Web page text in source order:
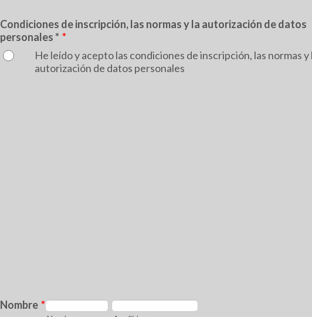
Condiciones de inscripción, las normas y la autorización de datos
personales * *
He leído y acepto las condiciones de inscripción, las normas y
autorización de datos personales
Nombre *